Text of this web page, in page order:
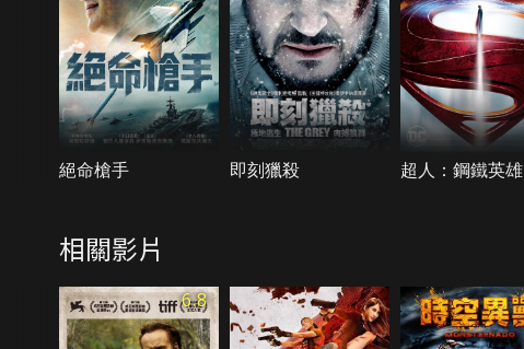
絕命槍手 即刻獵殺 超人：鋼鐵英雄
相關影片
6.8